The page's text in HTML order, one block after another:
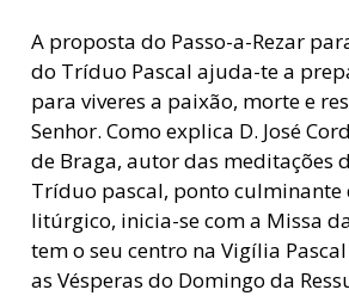
A proposta do Passo-a-Rezar
do Tríduo Pascal ajuda-te a
para viveres a paixão, morte e
Senhor. Como explica D. José
de Braga, autor das meditações
Tríduo pascal, ponto culminante
litúrgico, inicia-se com a Missa
tem o seu centro na Vigília
as Vésperas do Domingo da